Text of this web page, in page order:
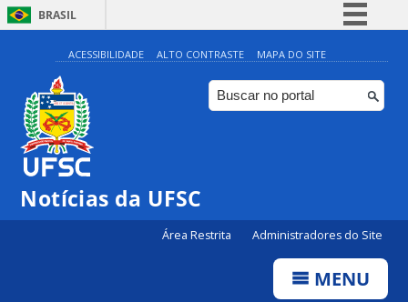
BRASIL
Simplifique!
Comunica BR
Participe
ACESSIBILIDADE ALTO CONTRASTE MAPA DO SITE
Notícias da UFSC
Área Restrita Administradores do Site
MENU